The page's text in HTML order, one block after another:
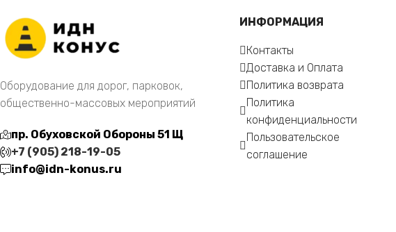
Оборудование для дорог, парковок,
общественно-массовых мероприятий
пр. Обуховской Обороны 51 Щ
+7 (905) 218-19-05
info@idn-konus.ru
ИНФОРМАЦИЯ
Контакты
Доставка и Оплата
Политика возврата
Политика
конфиденциальности
Пользовательское
соглашение